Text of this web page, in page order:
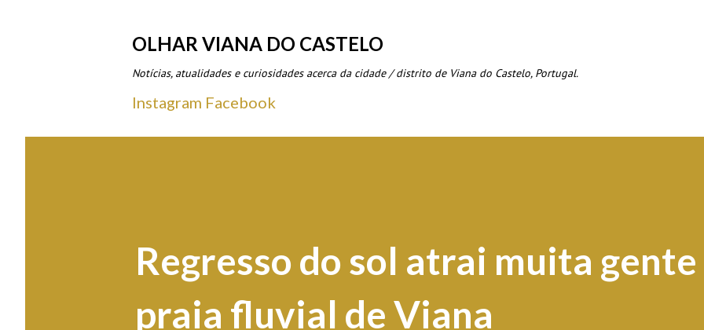
OLHAR VIANA DO CASTELO
Notícias, atualidades e curiosidades acerca da cidade / distrito de Viana do Castelo, Portugal.
Instagram Facebook
Regresso do sol atrai muita gente
praia fluvial de Viana